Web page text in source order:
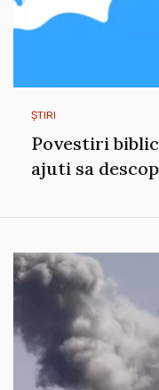
ȘTIRI
Povestiri
ajuti sa